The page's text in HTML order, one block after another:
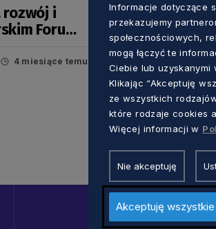
rozwój i
Forum
4 miesiące temu
Nie tylko
rozwija i
dziś!
Anna Skrzynecka
Informacje dotyczące
przekazujemy
społecznościowych,
mogą łączyć te
Ciebie lub uzyskanymi
Klikając “Akceptuję
ze wszystkich
które rodzaje cookies
Więcej informacji w
Nie akceptuję
Akceptuję wszystkie